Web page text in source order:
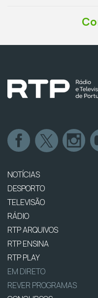
NOTÍCIAS
DESPORTO
TELEVISÃO
RÁDIO
RTP ARQUIVOS
RTP ENSINA
RTP PLAY
EM DIRETO
REVER PROGRAMAS